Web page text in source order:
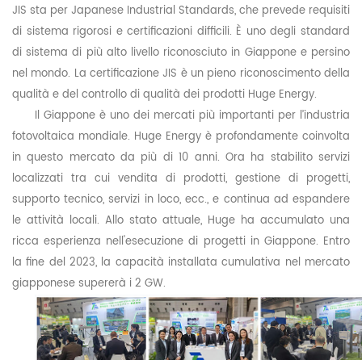
JIS sta per Japanese Industrial Standards, che prevede requisiti
di sistema rigorosi e certificazioni difficili. È uno degli standard
di sistema di più alto livello riconosciuto in Giappone e persino
nel mondo. La certificazione JIS è un pieno riconoscimento della
qualità e del controllo di qualità dei prodotti Huge Energy.
Il Giappone è uno dei mercati più importanti per l’industria
fotovoltaica mondiale. Huge Energy è profondamente coinvolta
in questo mercato da più di 10 anni. Ora ha stabilito servizi
localizzati tra cui vendita di prodotti, gestione di progetti,
supporto tecnico, servizi in loco, ecc., e continua ad espandere
le attività locali. Allo stato attuale, Huge ha accumulato una
ricca esperienza nell'esecuzione di progetti in Giappone. Entro
la fine del 2023, la capacità installata cumulativa nel mercato
giapponese supererà i 2 GW.